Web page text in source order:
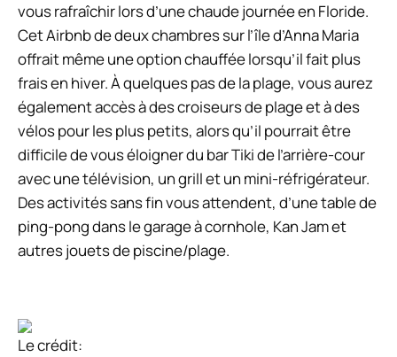
vous rafraîchir lors d’une chaude journée en Floride.
Cet Airbnb de deux chambres sur l’île d’Anna Maria
offrait même une option chauffée lorsqu’il fait plus
frais en hiver. À quelques pas de la plage, vous aurez
également accès à des croiseurs de plage et à des
vélos pour les plus petits, alors qu’il pourrait être
difficile de vous éloigner du bar Tiki de l’arrière-cour
avec une télévision, un grill et un mini-réfrigérateur.
Des activités sans fin vous attendent, d’une table de
ping-pong dans le garage à cornhole, Kan Jam et
autres jouets de piscine/plage.
Le crédit: